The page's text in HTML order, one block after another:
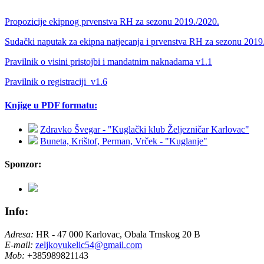
Propozicije ekipnog prvenstva RH za sezonu 2019./2020.
Sudački naputak za ekipna natjecanja i prvenstva RH za sezonu
Pravilnik o visini pristojbi i mandatnim naknadama v1.1
Pravilnik o registraciji_v1.6
Knjige u PDF formatu:
Zdravko Švegar - "Kuglački klub Željezničar Karlovac"
Buneta, Krištof, Perman, Vrček - "Kuglanje"
Sponzor:
Info:
Adresa: HR - 47 000 Karlovac, Obala Trnskog 20 B
E-mail: zeljkovukelic54@gmail.com
Mob: +385989821143